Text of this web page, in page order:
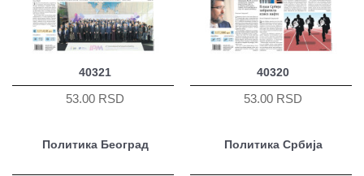
40321
53.00 RSD
40320
53.00 RSD
Политика Београд Политика Србија